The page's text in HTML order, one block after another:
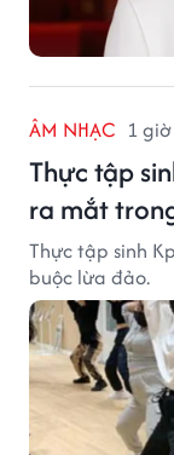
ÂM NHẠC 1
Thực tập
ra mắt
Thực tập sinh
buộc lừa đảo.